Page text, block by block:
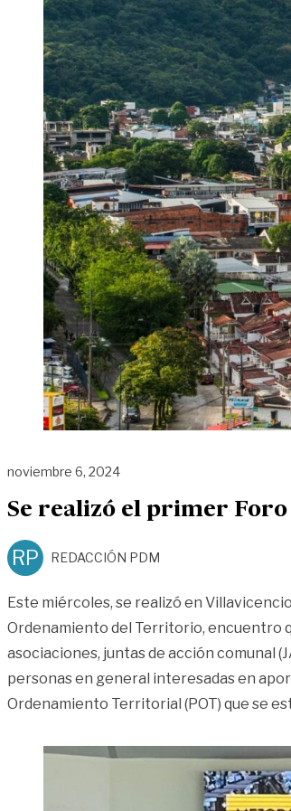
noviembre 6, 2024
Se realizó el primer
RP REDACCIÓN PDM
Este miércoles, se realizó en
Ordenamiento del Territorio, encuentro
asociaciones, juntas de acción comunal
personas en general interesadas en
Ordenamiento Territorial (POT) que se